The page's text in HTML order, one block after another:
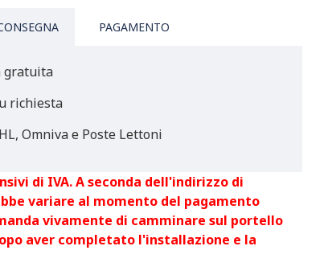
PAGAMENTO
gratuita
richiesta
Omniva e Poste Lettoni
di IVA. A seconda dell'indirizzo di
variare al momento del pagamento
vivamente di camminare sul portello
aver completato l'installazione e la